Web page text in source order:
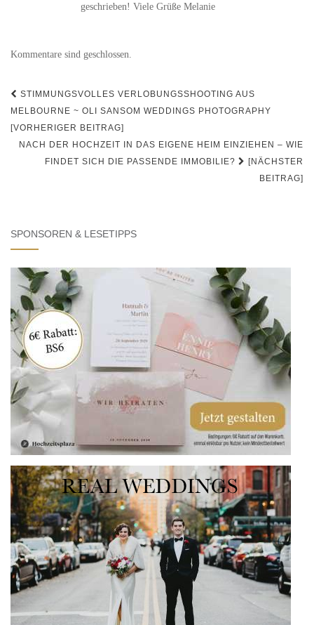
geschrieben! Viele Grüße Melanie
Kommentare sind geschlossen.
Beitrags-
Navigation
STIMMUNGSVOLLES VERLOBUNGSSHOOTING AUS
MELBOURNE ~ OLI SANSOM WEDDINGS PHOTOGRAPHY
[VORHERIGER BEITRAG]
NACH DER HOCHZEIT IN DAS EIGENE HEIM EINZIEHEN – WIE
FINDET SICH DIE PASSENDE IMMOBILIE?
[NÄCHSTER
BEITRAG]
SPONSOREN & LESETIPPS